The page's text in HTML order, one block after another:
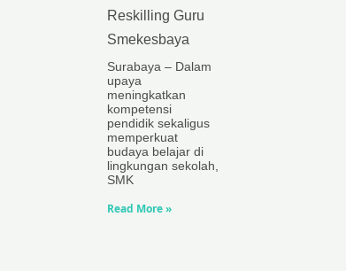
Reskilling Guru
Smekesbaya
Surabaya – Dalam
upaya
meningkatkan
kompetensi
pendidik sekaligus
memperkuat
budaya belajar di
lingkungan sekolah,
SMK
Read More »